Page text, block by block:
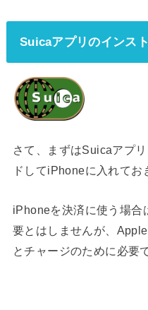
Suicaアプリのインス
さて、まずはSuicaアプ
ドしてiPhoneに入れてお
iPhoneを決済に使う場合
要とはしませんが、
とチャージのために必要